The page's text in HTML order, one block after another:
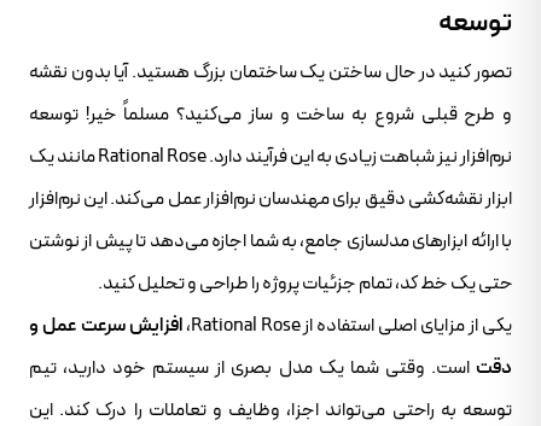
توسعه
تصور کنید در حال ساختن یک ساختمان بزرگ هستید. آیا بدون نقشه
و طرح قبلی شروع به ساخت و ساز می‌کنید؟ مسلماً خیر! توسعه
نرم‌افزار نیز شباهت زیادی به این فرآیند دارد. Rational Rose مانند یک
ابزار نقشه‌کشی دقیق برای مهندسان نرم‌افزار عمل می‌کند. این نرم‌افزار
با ارائه ابزارهای مدلسازی جامع، به شما اجازه می‌دهد تا پیش از نوشتن
حتی یک خط کد، تمام جزئیات پروژه را طراحی و تحلیل کنید.
یکی از مزایای اصلی استفاده از Rational Rose،
افزایش سرعت عمل و
دقت است. وقتی شما یک مدل بصری از سیستم خود دارید، تیم
توسعه به راحتی می‌تواند اجزا، وظایف و تعاملات را درک کند. این